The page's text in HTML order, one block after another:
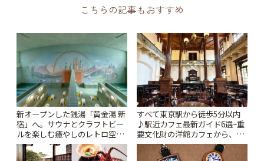
こちらの記事もおすすめ
新オープンした銭湯「黄金湯 新
宿」へ。サウナとクラフトビー
ルを楽しむ癒やしのレトロ空間
| ことりっぷ
すべて東京駅から徒歩5分以内
♪駅近カフェ最新ガイド6選~重
要文化財の洋館カフェから、改
札すぐのレトロ喫茶まで~ | こと
りっぷ